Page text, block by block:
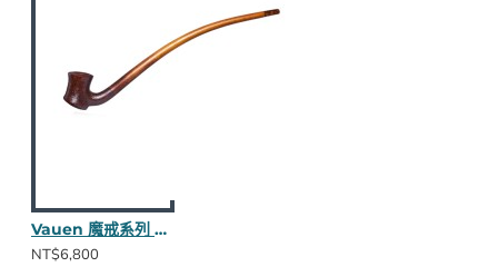
Vauen 魔戒系列 Doran S 長斗
NT$6,800